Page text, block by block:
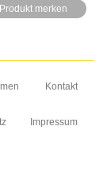
Produkt merken
Kontakt
Impressum